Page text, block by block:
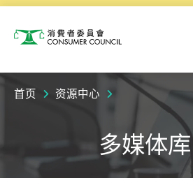
消费者委员会
首页 资源中心
多媒体库